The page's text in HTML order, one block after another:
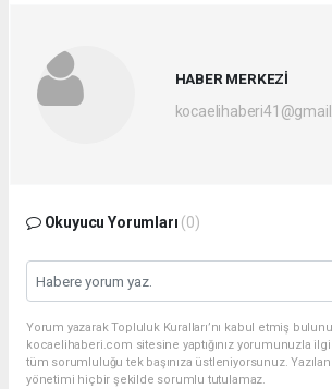
HABER MERKEZİ
Okuyucu Yorumları (0)
Yorum yazarak Topluluk Kuralları’nı kabul etmiş
kocaelihaberi.com sitesine yaptığınız yorumunuzla
tüm sorumluluğu tek başınıza üstleniyorsunuz.
yönetimi hiçbir şekilde sorumlu tutulamaz.